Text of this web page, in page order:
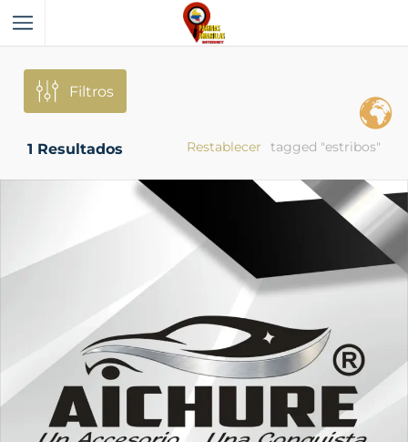
Filtros
1 Resultados tagged "estribos"
Restablecer